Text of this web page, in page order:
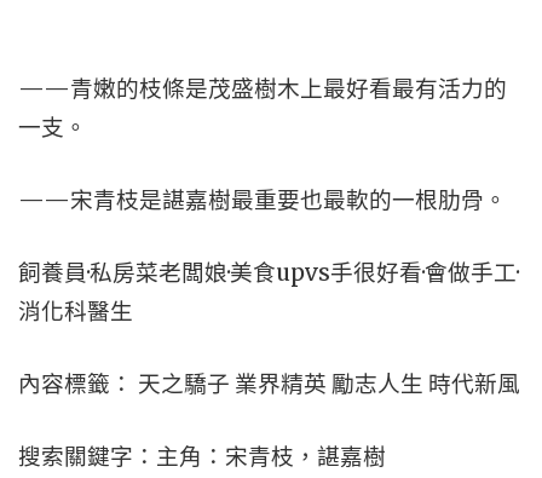
——青嫩的枝條是茂盛樹木上最好看最有活力的
一支。
——宋青枝是諶嘉樹最重要也最軟的一根肋骨。
飼養員·私房菜老闆娘·美食upvs手很好看·會做手工·
消化科醫生
內容標籤： 天之驕子 業界精英 勵志人生 時代新風
搜索關鍵字：主角：宋青枝，諶嘉樹